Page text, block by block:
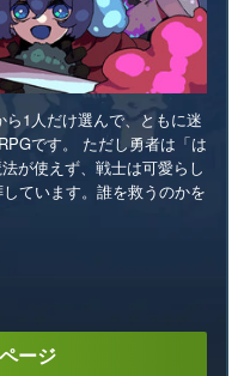
ら1人だけ選んで、ともに迷
です。 ただし勇者は「は
が使えず、戦士は可愛らし
ています。誰を救うのかを
ージ